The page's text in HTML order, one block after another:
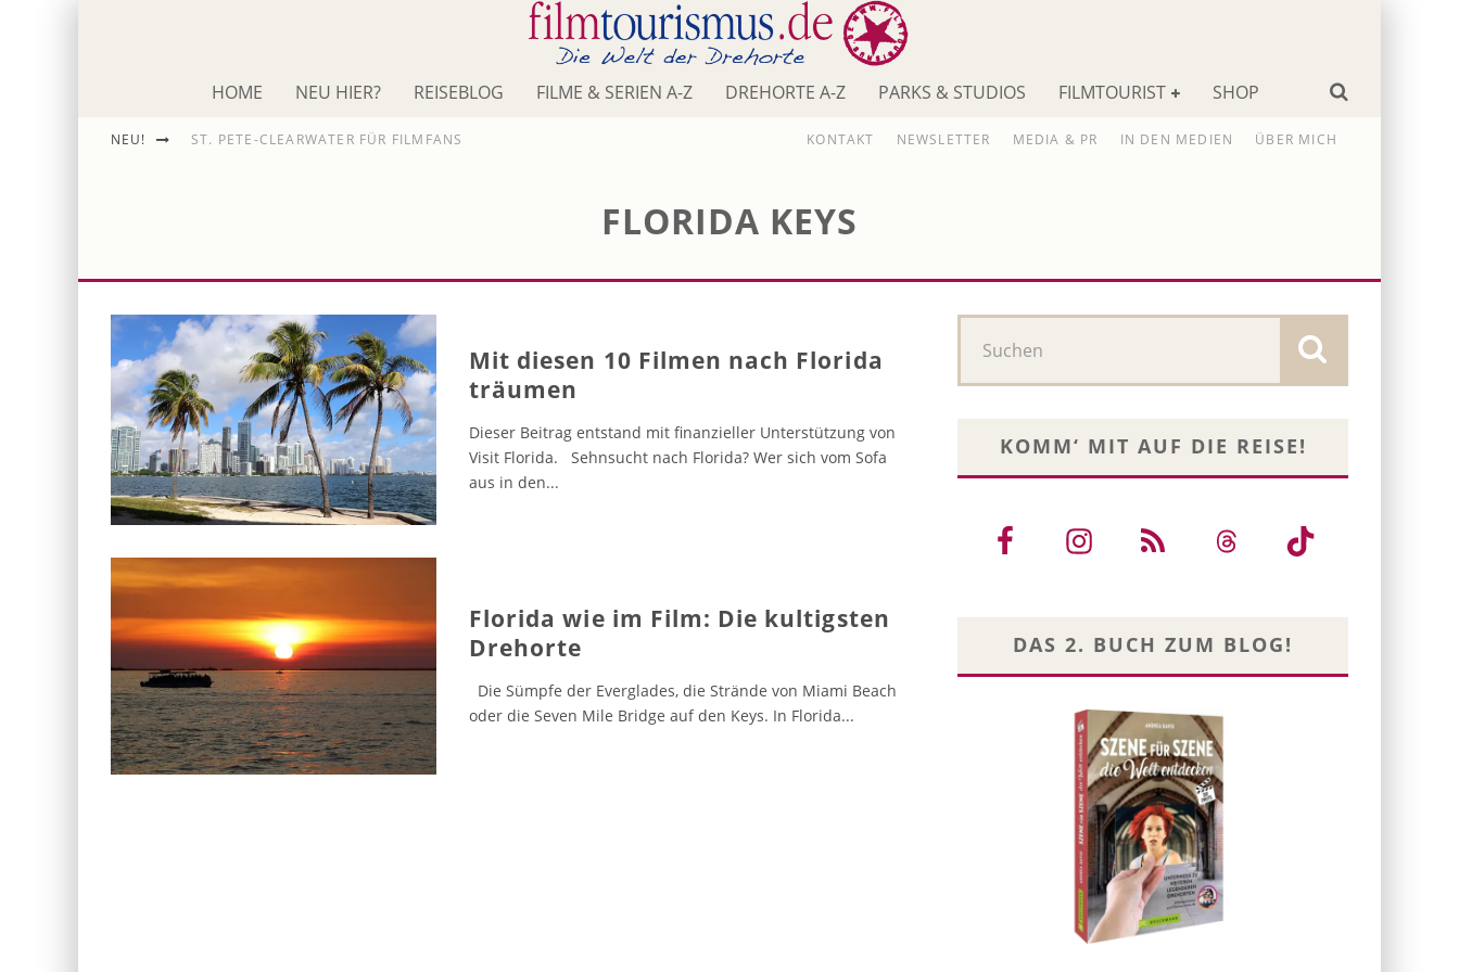
HOME NEU HIER? REISEBLOG FILME & SERIEN A-Z DREHORTE A-Z PARKS & STUDIOS FILMTOURIST SHOP
NEU! ST. PETE-CLEARWATER FÜR FILMFANS KONTAKT NEWSLETTER MEDIA & PR IN DEN MEDIEN ÜBER MICH
FLORIDA KEYS
Mit diesen 10 Filmen nach Florida
träumen
Dieser Beitrag entstand mit finanzieller Unterstützung von
Visit Florida. Sehnsucht nach Florida? Wer sich vom Sofa
aus in den...
Florida wie im Film: Die kultigsten
Drehorte
Die Sümpfe der Everglades, die Strände von Miami Beach
oder die Seven Mile Bridge auf den Keys. In Florida...
KOMM‘ MIT AUF DIE REISE!
DAS 2. BUCH ZUM BLOG!